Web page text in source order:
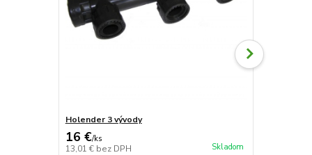
Holender 3 vývody
16 €/ks
13,01 € bez DPH Skladom